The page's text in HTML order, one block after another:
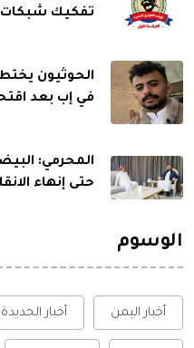
تفكيك شبكات
الحوثيون
في إب بعد
المحرمي:
حتى إنهاء
الوسوم
أخبار اليمن أخبار الحديدة